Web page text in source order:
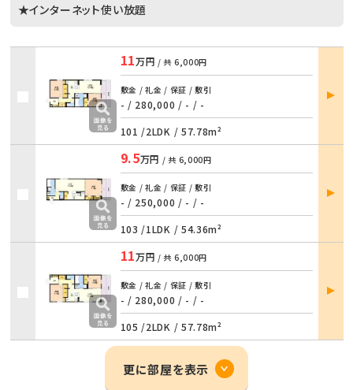
★インターネット使い放題
11万円 / 共 6,000円
敷金 / 礼金 / 保証 / 敷引
- / 280,000 / - / -
101 /2LDK / 57.78m²
部屋
詳細
9.5万円 / 共 6,000円
敷金 / 礼金 / 保証 / 敷引
- / 250,000 / - / -
103 /1LDK / 54.36m²
部屋
詳細
11万円 / 共 6,000円
敷金 / 礼金 / 保証 / 敷引
- / 280,000 / - / -
105 /2LDK / 57.78m²
部屋
詳細
更に部屋を表示